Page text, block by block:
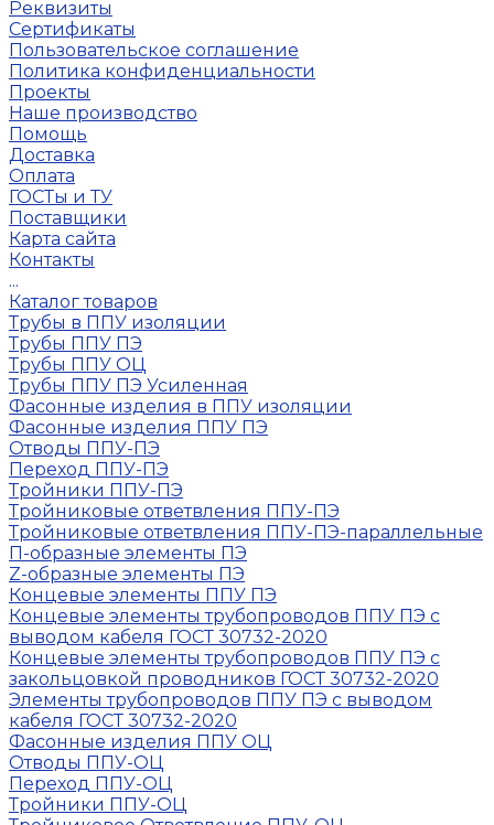
Реквизиты
Сертификаты
Пользовательское соглашение
Политика конфиденциальности
Проекты
Наше производство
Помощь
Доставка
Оплата
ГОСТы и ТУ
Поставщики
Карта сайта
Контакты
...
Каталог товаров
Трубы в ППУ изоляции
Трубы ППУ ПЭ
Трубы ППУ ОЦ
Трубы ППУ ПЭ Усиленная
Фасонные изделия в ППУ изоляции
Фасонные изделия ППУ ПЭ
Отводы ППУ-ПЭ
Переход ППУ-ПЭ
Тройники ППУ-ПЭ
Тройниковые ответвления ППУ-ПЭ
Тройниковые ответвления ППУ-ПЭ-параллельные
П-образные элементы ПЭ
Z-образные элементы ПЭ
Концевые элементы ППУ ПЭ
Концевые элементы трубопроводов ППУ ПЭ с
выводом кабеля ГОСТ 30732-2020
Концевые элементы трубопроводов ППУ ПЭ с
закольцовкой проводников ГОСТ 30732-2020
Элементы трубопроводов ППУ ПЭ с выводом
кабеля ГОСТ 30732-2020
Фасонные изделия ППУ ОЦ
Отводы ППУ-ОЦ
Переход ППУ-ОЦ
Тройники ППУ-ОЦ